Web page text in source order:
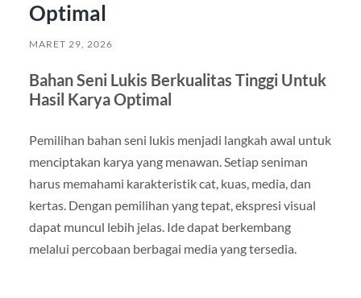
Optimal
MARET 29, 2026
Bahan Seni Lukis Berkualitas Tinggi Untuk
Hasil Karya Optimal
Pemilihan bahan seni lukis menjadi langkah awal untuk
menciptakan karya yang menawan. Setiap seniman
harus memahami karakteristik cat, kuas, media, dan
kertas. Dengan pemilihan yang tepat, ekspresi visual
dapat muncul lebih jelas. Ide dapat berkembang
melalui percobaan berbagai media yang tersedia.